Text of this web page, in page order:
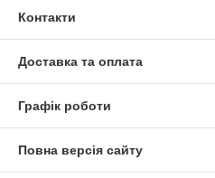
Контакти
Доставка та оплата
Графік роботи
Повна версія сайту